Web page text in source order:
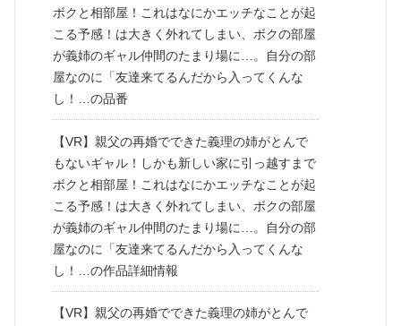
ボクと相部屋！これはなにかエッチなことが起
こる予感！は大きく外れてしまい、ボクの部屋
が義姉のギャル仲間のたまり場に…。自分の部
屋なのに「友達来てるんだから入ってくんな
し！…の品番
【VR】親父の再婚でできた義理の姉がとんで
もないギャル！しかも新しい家に引っ越すまで
ボクと相部屋！これはなにかエッチなことが起
こる予感！は大きく外れてしまい、ボクの部屋
が義姉のギャル仲間のたまり場に…。自分の部
屋なのに「友達来てるんだから入ってくんな
し！…の作品詳細情報
【VR】親父の再婚でできた義理の姉がとんで